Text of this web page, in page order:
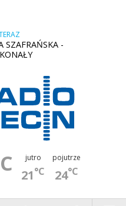
SZAFRAŃSKA -
jutro
21°C
pojutrze
24°C